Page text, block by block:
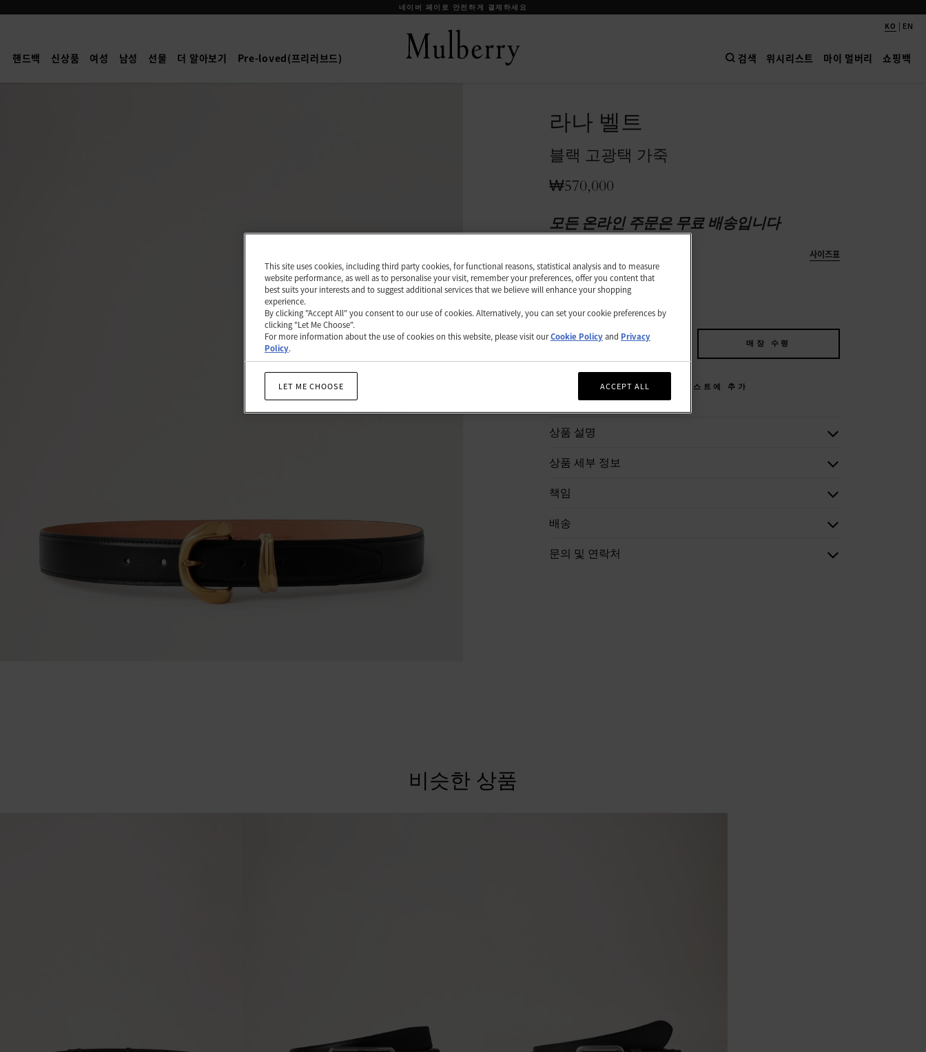
Mulberry
라
KO | EN
핸드백 신상품 여성 남성 선물 더 알아보기 Pre-loved(프리러브드) 검색 위시리스트 마이 멀버리 쇼핑백
라나 벨트
블랙 고광택 가죽
₩570,000
모든 온라인 주문은 무료 배송입니다
사이즈표
S M L
이
하
세
쇼핑백에 추가 매장 수령
위시리스트에 추가
상품 설명
상품 세부 정보
책임
배송
문의 및 연락처
비슷한 상품
This site uses cookies, including third party cookies, for functional reasons, statistical analysis and to measure
website performance, as well as to personalise your visit, remember your preferences, offer you content that
best suits your interests and to suggest additional services that we believe will enhance your shopping
experience.
By clicking "Accept All" you consent to our use of cookies. Alternatively, you can set your cookie preferences by
clicking "Let Me Choose".
For more information about the use of cookies on this website, please visit ourCookie Policyand Privacy
Policy.
LET ME CHOOSE ACCEPT ALL